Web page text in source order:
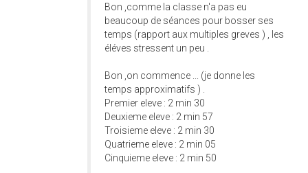
Bon ,comme la classe n'a pas eu
beaucoup de séances pour bosser ses
temps (rapport aux multiples greves ) , les
éléves stressent un peu .
Bon ,on commence ... (je donne les
temps approximatifs ) .
Premier eleve : 2 min 30
Deuxieme eleve : 2 min 57
Troisieme eleve : 2 min 30
Quatrieme eleve : 2 min 05
Cinquieme eleve : 2 min 50